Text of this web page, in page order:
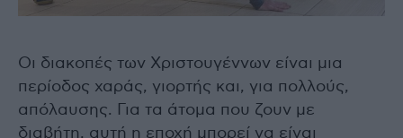
Οι διακοπές των Χριστουγέννων είναι μια
περίοδος χαράς, γιορτής και, για πολλούς,
απόλαυσης. Για τα άτομα που ζουν με
διαβήτη, αυτή η εποχή μπορεί να είναι